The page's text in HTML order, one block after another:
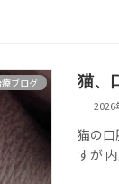
ブログ 猫、
2026
猫の
す